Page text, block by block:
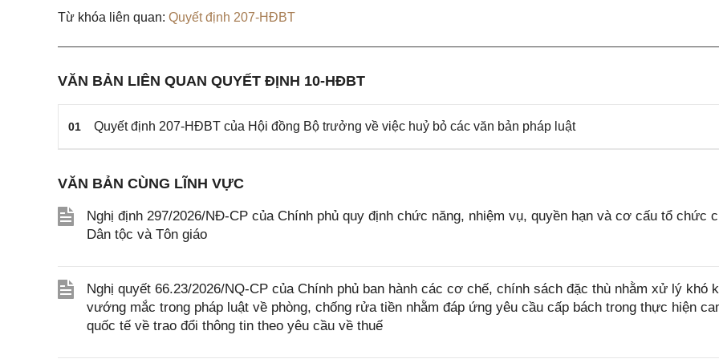
Từ khóa liên quan: Quyết định 207-HĐBT
VĂN BẢN LIÊN QUAN QUYẾT ĐỊNH 10-HĐBT
01 Quyết định 207-HĐBT của Hội đồng Bộ trưởng về việc huỷ bỏ các văn bản pháp luật
VĂN BẢN CÙNG LĨNH VỰC
Nghị định 297/2026/NĐ-CP của Chính phủ quy định chức năng, nhiệm vụ, quyền hạn và cơ cấu tổ chức
Dân tộc và Tôn giáo
Nghị quyết 66.23/2026/NQ-CP của Chính phủ ban hành các cơ chế, chính sách đặc thù nhằm xử lý khó
vướng mắc trong pháp luật về phòng, chống rửa tiền nhằm đáp ứng yêu cầu cấp bách trong thực hiện
quốc tế về trao đổi thông tin theo yêu cầu về thuế